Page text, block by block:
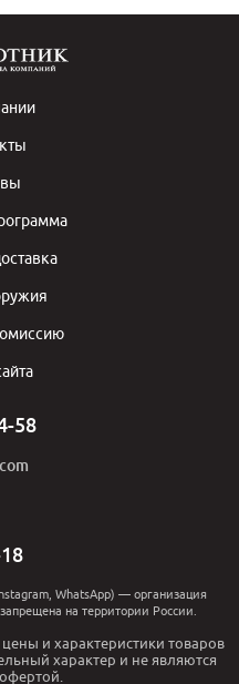
58
WhatsApp) — организация
на территории России.
и характеристики товаров
характер и не являются